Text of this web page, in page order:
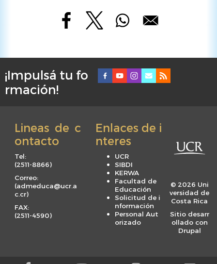
F
o
¡Impulsá tu fo
rmación!
Lineas de c
ontacto
Tel:
(2511-8866)
Correo:
(admeduca@ucr.a
c.cr)
FAX:
(2511-4590)
Enlaces de i
nteres
UCR
SIBDI
KERWA
Facultad de
Educación
Solicitud de i
nformación
Personal Aut
orizado
© 2026 Uni
versidad de
Costa Rica
Sitio desarr
ollado con
Drupal